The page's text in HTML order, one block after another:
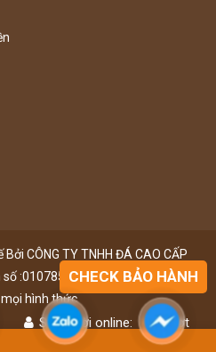
CÔNG TY TNHH ĐÁ CAO CẤP
số :0107851148 ,đã được đăng kí
hình thức
Số người online: 45 lượt
Lượt truy cập:
4891496 lượt
CHECK BẢO HÀNH